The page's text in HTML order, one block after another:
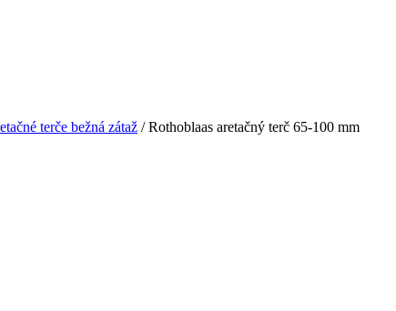
terče bežná zátaž / Rothoblaas aretačný terč 65-100 mm